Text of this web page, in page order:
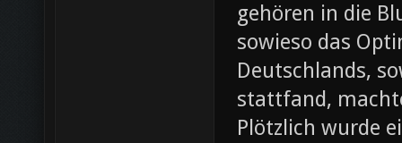
gehören in die
sowieso das
Deutschlands,
stattfand,
Plötzlich wurde